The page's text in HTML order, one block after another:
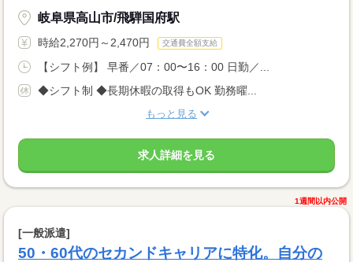
岐阜県高山市/飛騨国府駅
時給2,270円～2,470円 交通費全額支給
【シフト例】 早番／07：00〜16：00 日勤／...
◆シフト制 ◆長期休暇の取得もOK 勤務曜...
もっと見る
求人詳細を見る
1週間以内公開
[一般派遣]
50・60代のセカンドキャリアに特化。自分の